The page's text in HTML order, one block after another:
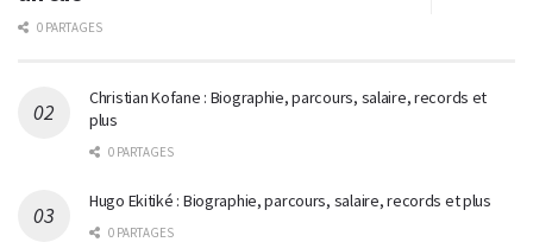
0 PARTAGES
Christian Kofane : Biographie, parcours, salaire, records et
plus
0 PARTAGES
Hugo Ekitiké : Biographie, parcours, salaire, records et plus
0 PARTAGES